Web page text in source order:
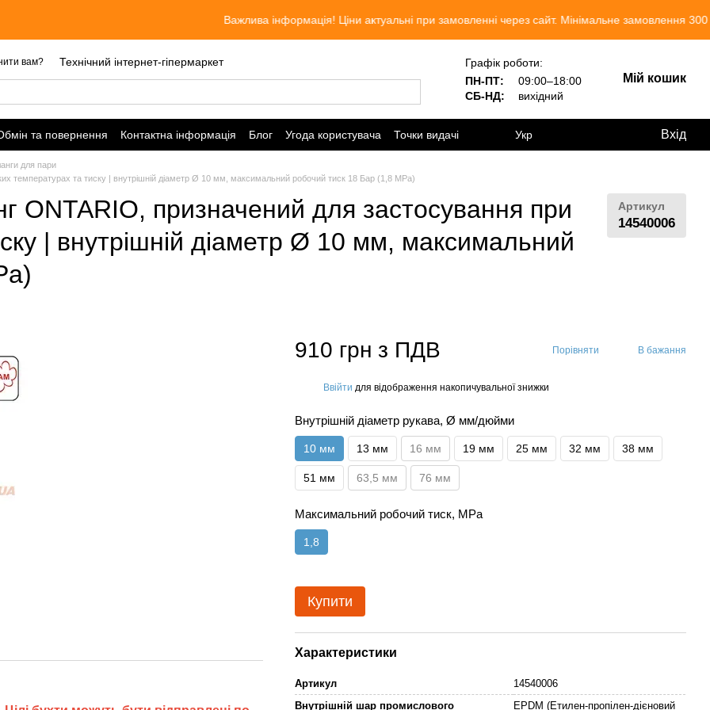
Важлива інформація! Ціни актуальні при замовленні через сайт. Мінімальне замовлення 300 грн. Ми
вам? Технічний інтернет-гіпермаркет
Графік роботи:
ПН-ПТ:
09:00–18:00
СБ-НД:
вихідний
Мій кошик
та повернення Контактна інформація Блог Угода користувача Точки видачі Укр Вхід
для пари
температурах та тиску | внутрішній діаметр Ø 10 мм, максимальний робочий тиск 18 Бар (1,8 MPa)
призначений для застосування при
| внутрішній діаметр Ø 10 мм, максимальний
Артикул
14540006
910 грн з ПДВ Порівняти В бажання
Ввійти для відображення накопичувальної знижки
Внутрішній діаметр рукава, Ø мм/дюйми
10 мм 13 мм 16 мм 19 мм 25 мм 32 мм 38 мм
51 мм 63,5 мм 76 мм
Максимальний робочий тиск, MPa
1,8
Купити
Характеристики
Артикул
14540006
Внутрішній шар промислового
EPDM (Етилен-пропілен-дієновий